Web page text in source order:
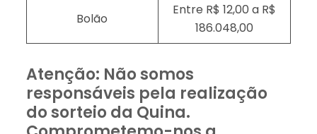
Bolão
Entre R$ 12,00 a R$
186.048,00
Atenção: Não somos
responsáveis pela realização
do sorteio da Quina.